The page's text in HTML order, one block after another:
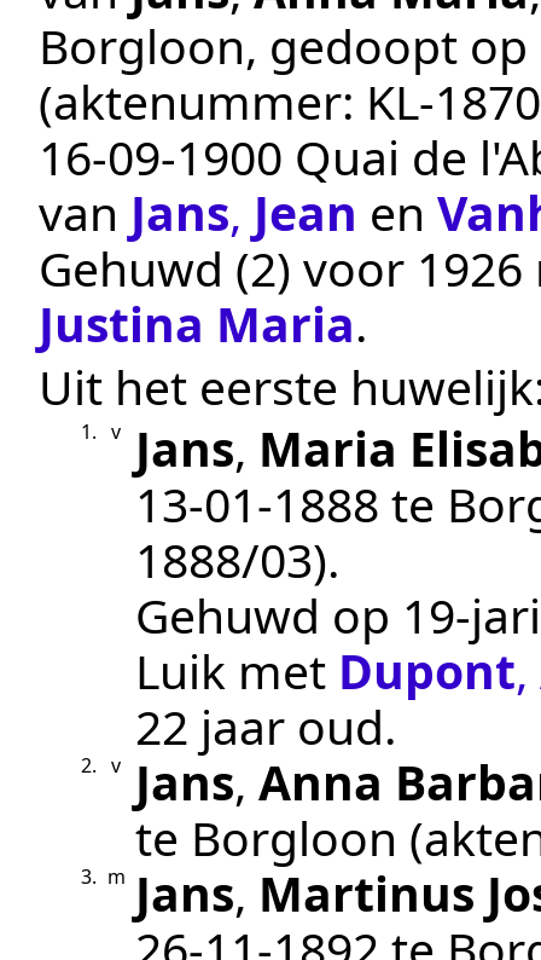
Borgloon, gedoopt op
(aktenummer: KL-
16‑09‑1900 Quai de
van Jans, Jean en
Gehuwd (2) voor 1926
Justina Maria.
Uit het eerste
1. v Jans, Maria
13‑01‑1888 te
1888/03).
Gehuwd op 19-
Luik met Dupont,
22 jaar oud.
2. v Jans, Anna
te Borgloon
3. m Jans, Martinus